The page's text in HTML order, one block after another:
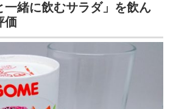
一緒に飲むサラダ」を飲ん
価